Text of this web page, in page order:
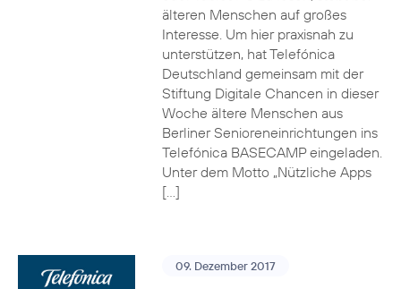
älteren Menschen auf großes
Interesse. Um hier praxisnah zu
unterstützen, hat Telefónica
Deutschland gemeinsam mit der
Stiftung Digitale Chancen in dieser
Woche ältere Menschen aus
Berliner Senioreneinrichtungen ins
Telefónica BASECAMP eingeladen.
Unter dem Motto „Nützliche Apps
[…]
09. Dezember 2017